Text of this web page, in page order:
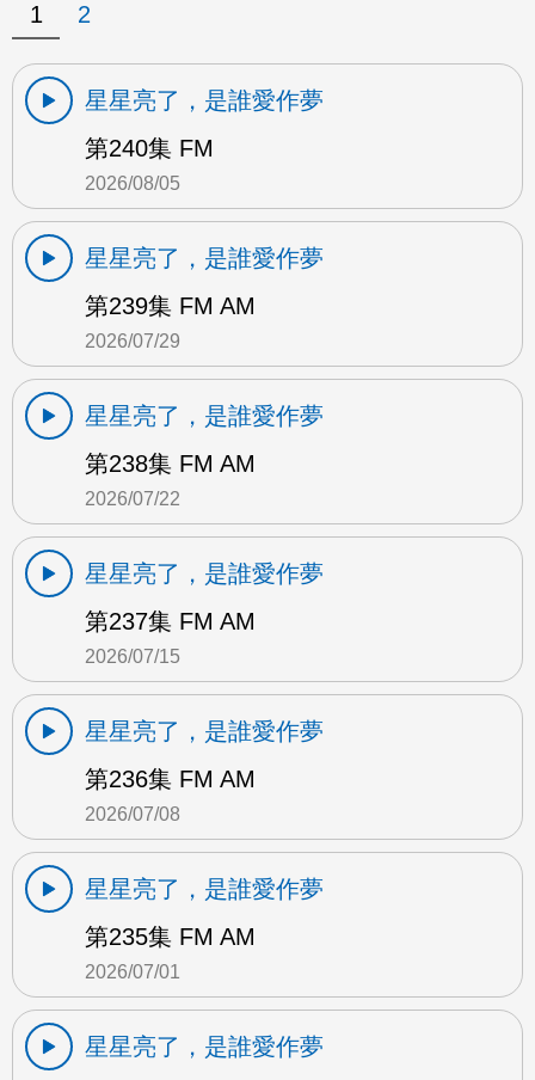
1 2
星星亮了，是誰愛作夢
第240集 FM
2026/08/05
星星亮了，是誰愛作夢
第239集 FM AM
2026/07/29
星星亮了，是誰愛作夢
第238集 FM AM
2026/07/22
星星亮了，是誰愛作夢
第237集 FM AM
2026/07/15
星星亮了，是誰愛作夢
第236集 FM AM
2026/07/08
星星亮了，是誰愛作夢
第235集 FM AM
2026/07/01
星星亮了，是誰愛作夢